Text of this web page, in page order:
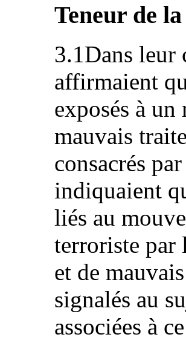
Teneur de
3.1Dans leur
affirmaient
exposés à
mauvais
consacrés
indiquaient
liés au
terroriste par
et de
signalés au
associées à